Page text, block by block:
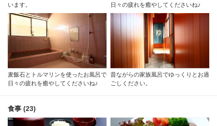
います。
日々の疲れを癒やしてくださいね♪
麦飯石とトルマリンを使ったお風呂で
日々の疲れを癒やしてくださいね♪
昔ながらの家族風呂でゆっくりとお過
ごしください。
食事 (23)